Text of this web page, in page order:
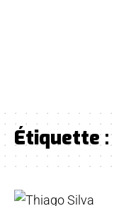
Étiquette :